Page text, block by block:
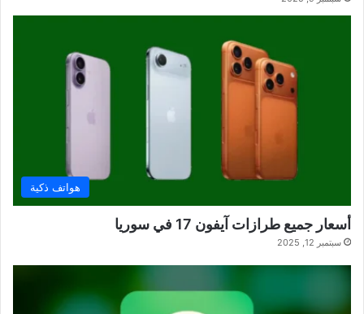
هواتف ذكية
أسعار جميع طرازات آيفون 17 في سوريا
سبتمبر 12, 2025